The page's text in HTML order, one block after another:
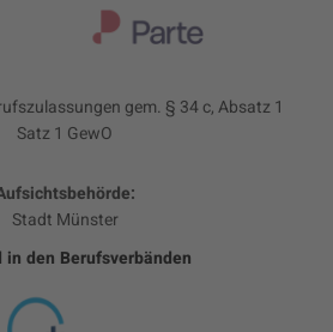
gem. § 34 c, Absatz 1
Satz 1 GewO
Stadt Münster
den Berufsverbänden